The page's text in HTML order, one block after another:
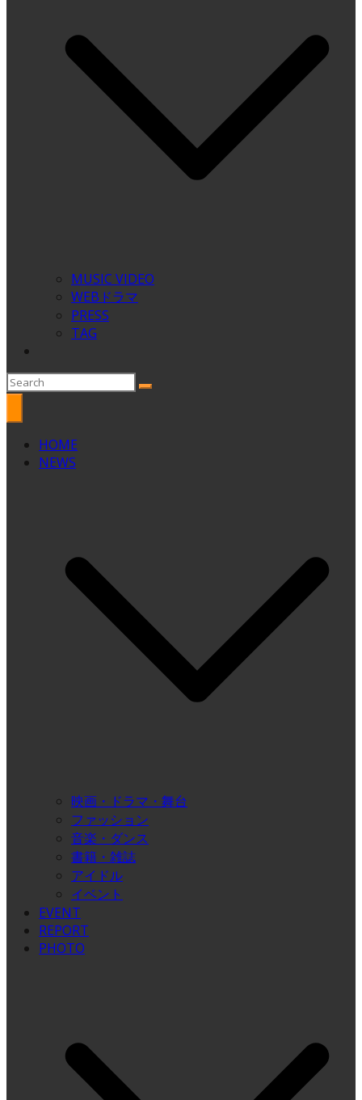
MUSIC VIDEO
WEBドラマ
PRESS
TAG
HOME
NEWS
映画・ドラマ・舞台
ファッション
音楽・ダンス
書籍・雑誌
アイドル
イベント
EVENT
REPORT
PHOTO